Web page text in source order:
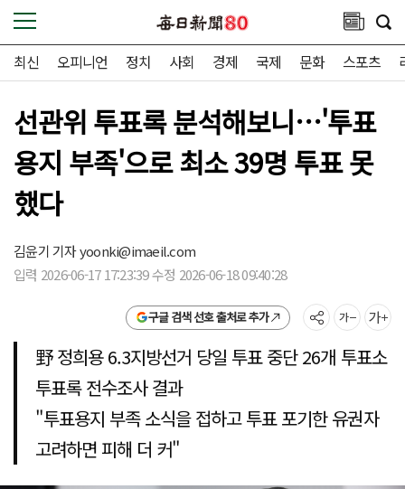
최신 오피니언 정치 사회 경제 국제 문화 스포츠
선관위 투표록 분석해보니…'투표
용지 부족'으로 최소 39명 투표 못
했다
김윤기 기자yoonki@imaeil.com
입력 2026-06-17 17:23:39 수정 2026-06-18 09:40:28
구글 검색 선호 출처로 추가
野 정희용 6.3지방선거 당일 투표 중단 26개 투표소
투표록 전수조사 결과
"투표용지 부족 소식을 접하고 투표 포기한 유권자
고려하면 피해 더 커"